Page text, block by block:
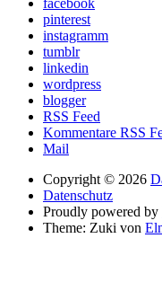
facebook
pinterest
instagramm
tumblr
linkedin
wordpress
blogger
RSS Feed
Kommentare RSS
Mail
Copyright © 2026
Datenschutz
Proudly powered by
Theme: Zuki von